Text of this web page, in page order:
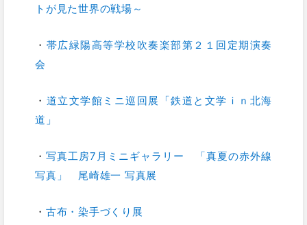
トが見た世界の戦場～
・ 帯広緑陽高等学校吹奏楽部第２１回定期演奏
会
・ 道立文学館ミニ巡回展「鉄道と文学ｉｎ北海
道」
・写真工房7月ミニギャラリー 「真夏の赤外線
写真」 尾崎雄一 写真展
・ 古布・染手づくり展